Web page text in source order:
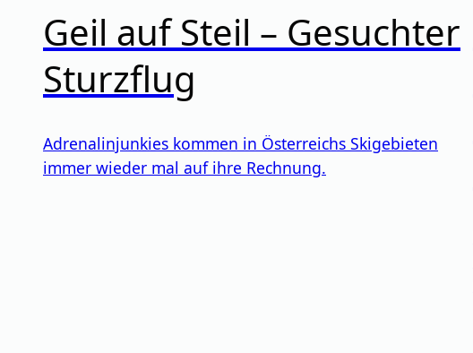
Geil auf Steil – Gesuchter
Sturzflug
Adrenalinjunkies kommen in Österreichs Skigebieten
immer wieder mal auf ihre Rechnung.